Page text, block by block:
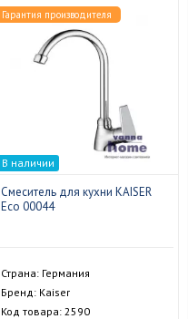
Гарантия производителя
В наличии
Смеситель для кухни KAISER
Eco 00044
Страна: Германия
Бренд: Kaiser
Код товара: 2590